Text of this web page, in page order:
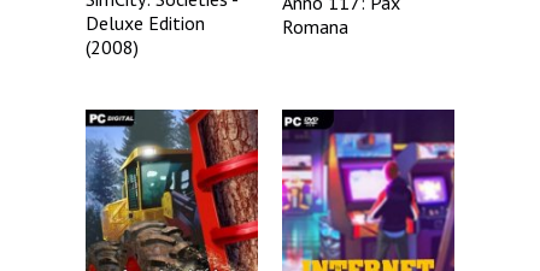
Deluxe Edition
(2008)
Romana